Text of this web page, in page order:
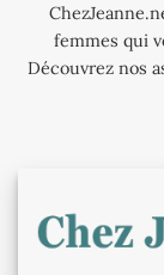
femmes qui
Découvrez nos